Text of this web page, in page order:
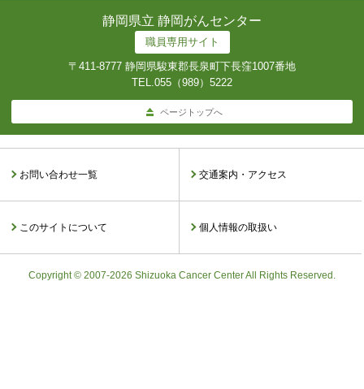
静岡県立 静岡がんセンター
職員専用サイト
〒411-8777 静岡県駿東郡長泉町下長窪1007番地
TEL.055（989）5222
ページトップへ
お問い合わせ一覧 交通案内・アクセス
このサイトについて 個人情報の取扱い
Copyright © 2007-2026 Shizuoka Cancer Center All Rights Reserved.